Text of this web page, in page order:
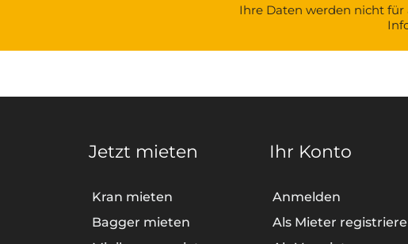
Ihre Daten werden nicht
Jetzt mieten
Kran mieten
Bagger mieten
Ihr Konto
Anmelden
Als Mieter